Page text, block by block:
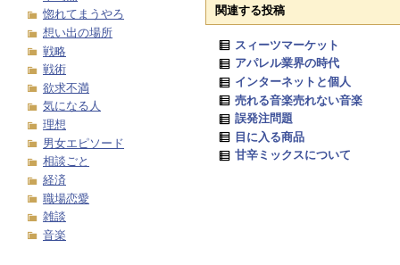
関連する投稿
スィーツマーケット
アパレル業界の時代
インターネットと個人
売れる音楽売れない音楽
誤発注問題
目に入る商品
甘辛ミックスについて
惚れてまうやろ
想い出の場所
戦略
戦術
欲求不満
気になる人
理想
男女エピソード
相談ごと
経済
職場恋愛
雑談
音楽